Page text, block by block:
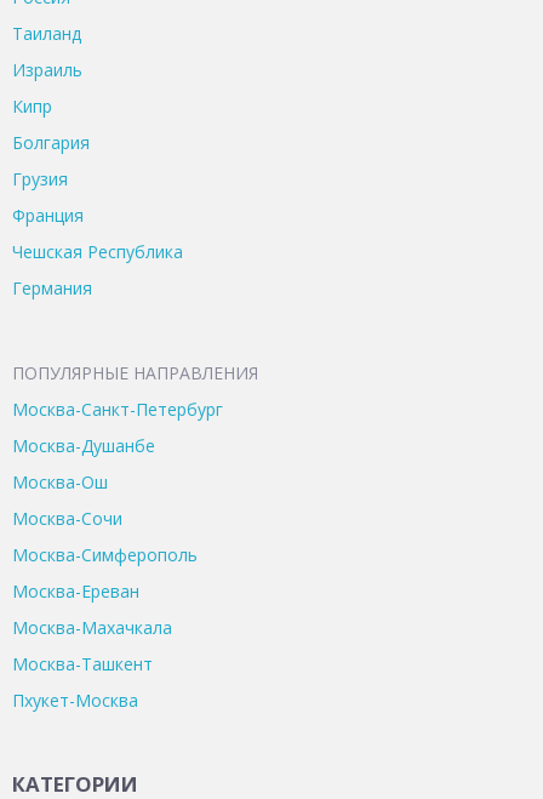
Таиланд
Израиль
Кипр
Болгария
Грузия
Франция
Чешская Республика
Германия
ПОПУЛЯРНЫЕ НАПРАВЛЕНИЯ
Москва-Санкт-Петербург
Москва-Душанбе
Москва-Ош
Москва-Сочи
Москва-Симферополь
Москва-Ереван
Москва-Махачкала
Москва-Ташкент
Пхукет-Москва
КАТЕГОРИИ